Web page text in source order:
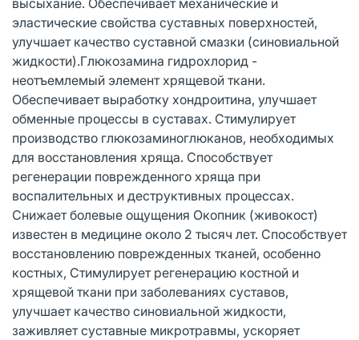
эластические свойства суставных поверхностей,
улучшает качество суставной смазки (синовиальной
жидкости).Глюкозамина гидрохлорид -
неотъемлемый элемент хрящевой ткани.
Обеспечивает выработку хондроитина, улучшает
обменные процессы в суставах. Стимулирует
производство глюкозаминоглюканов, необходимых
для восстановления хряща. Способствует
регенерации поврежденного хряща при
воспалительных и деструктивных процессах.
Снижает болевые ощущения Окопник (живокост)
известен в медицине около 2 тысяч лет. Способствует
восстановлению поврежденных тканей, особенно
костных, Стимулирует регенерацию костной и
хрящевой ткани при заболеваниях суставов,
улучшает качество синовиальной жидкости,
заживляет суставные микротравмы, ускоряет